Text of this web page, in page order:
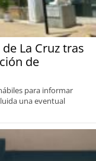
La Cruz tras
de
para informar
una eventual